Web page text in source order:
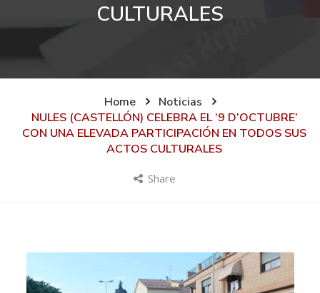
CULTURALES
Home
Noticias
NULES (CASTELLÓN) CELEBRA EL ‘9 D’OCTUBRE’
CON UNA ELEVADA PARTICIPACIÓN EN TODOS SUS
ACTOS CULTURALES
Share